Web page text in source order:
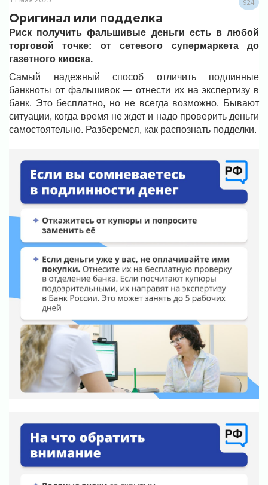
924
Оригинал или подделка
Риск получить фальшивые деньги есть в любой
торговой точке: от сетевого супермаркета до
газетного киоска.
Самый надежный способ отличить подлинные
банкноты от фальшивок — отнести их на экспертизу в
банк. Это бесплатно, но не всегда возможно. Бывают
ситуации, когда время не ждет и надо проверить деньги
самостоятельно. Разберемся, как распознать подделки.